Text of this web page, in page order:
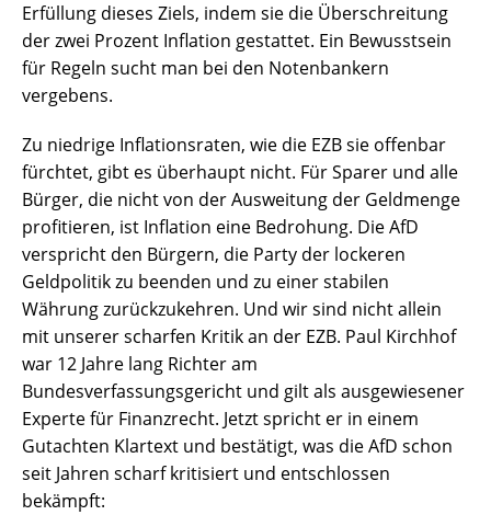
Erfüllung dieses Ziels, indem sie die Überschreitung
der zwei Prozent Inflation gestattet. Ein Bewusstsein
für Regeln sucht man bei den Notenbankern
vergebens.
Zu niedrige Inflationsraten, wie die EZB sie offenbar
fürchtet, gibt es überhaupt nicht. Für Sparer und alle
Bürger, die nicht von der Ausweitung der Geldmenge
profitieren, ist Inflation eine Bedrohung. Die AfD
verspricht den Bürgern, die Party der lockeren
Geldpolitik zu beenden und zu einer stabilen
Währung zurückzukehren. Und wir sind nicht allein
mit unserer scharfen Kritik an der EZB. Paul Kirchhof
war 12 Jahre lang Richter am
Bundesverfassungsgericht und gilt als ausgewiesener
Experte für Finanzrecht. Jetzt spricht er in einem
Gutachten Klartext und bestätigt, was die AfD schon
seit Jahren scharf kritisiert und entschlossen
bekämpft: